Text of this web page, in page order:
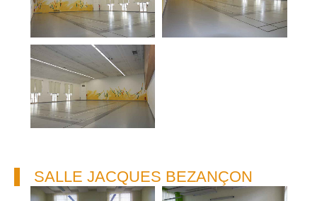
SALLE JACQUES BEZANÇON